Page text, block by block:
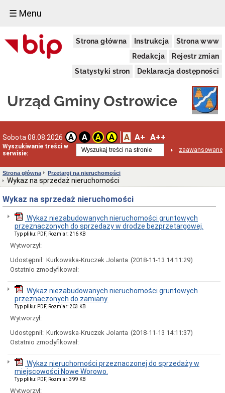
☰ Menu
Strona główna Instrukcja
Strona www
Redakcja
Rejestr zmian
Statystyki stron
Deklaracja dostępności
Urząd Gminy Ostrowice
Sobota 08.08.2026 A A A A A A+ A++
Wyszukiwanie treści w
serwisie:
zaawansowane
Urząd
Gminy
Dane
Dni
interesantów
w
sprawach
i
wniosków
Organizacyjny
Klauzula
informacyjna
Statut
Poradnik
petenta
(jak
załatwić?)
Informacja
dla
osób
niesłyszących
Ewidencja
ludności
Stanu
Cywilnego
Działalność
gospodarcza
Strona główna Przetargi na nieruchomości
Wykaz na sprzedaż nieruchomości
Wykaz na sprzedaż nieruchomości
Wykaz niezabudowanych nieruchomości gruntowych
przeznaczonych do sprzedazy w drodze bezprzetargowej.
Typ pliku: PDF, Rozmiar: 216 KB
Wytworzył:
Udostępnił: Kurkowska-Kruczek Jolanta (2018-11-13 14:11:29)
Ostatnio zmodyfikował:
Wykaz niezabudowanych nieruchomości gruntowych
przeznaczonych do zamiany.
Typ pliku: PDF, Rozmiar: 203 KB
Wytworzył:
Udostępnił: Kurkowska-Kruczek Jolanta (2018-11-13 14:11:37)
Ostatnio zmodyfikował:
Wykaz nieruchomości przeznaczonej do sprzedaży w
miejscowości Nowe Worowo.
Typ pliku: PDF, Rozmiar: 399 KB
Wytworzył: